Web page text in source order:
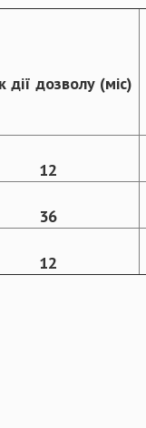
дії дозволу (міс)
12
36
12